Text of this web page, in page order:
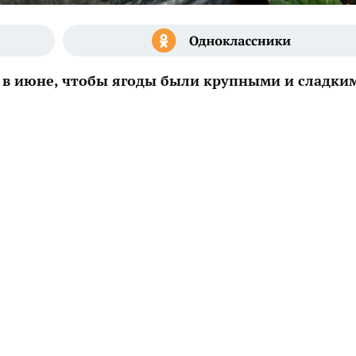
в июне, чтобы ягоды были крупными и